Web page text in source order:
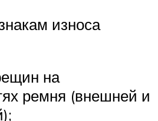
износа
на
ремня (внешней и